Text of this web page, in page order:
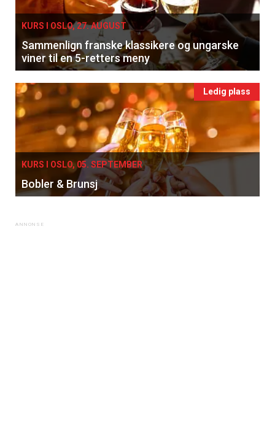
KURS I OSLO, 27. AUGUST
Sammenlign franske klassikere og ungarske
viner til en 5-retters meny
Ledig plass
KURS I OSLO, 05. SEPTEMBER
Bobler & Brunsj